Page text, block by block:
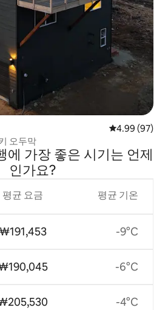
평점 4.99점(5
4.99 (97)
오두막
에 가장 좋은 시기는 언제
인가요?
평균 요금
₩191,453
평균 기온
-9°C
-6°C
-4°C